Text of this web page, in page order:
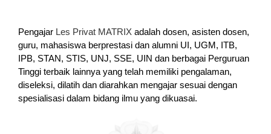
Pengajar Les Privat MATRIX adalah dosen, asisten dosen,
guru, mahasiswa berprestasi dan alumni UI, UGM, ITB,
IPB, STAN, STIS, UNJ, SSE, UIN dan berbagai Perguruan
Tinggi terbaik lainnya yang telah memiliki pengalaman,
diseleksi, dilatih dan diarahkan mengajar sesuai dengan
spesialisasi dalam bidang ilmu yang dikuasai.